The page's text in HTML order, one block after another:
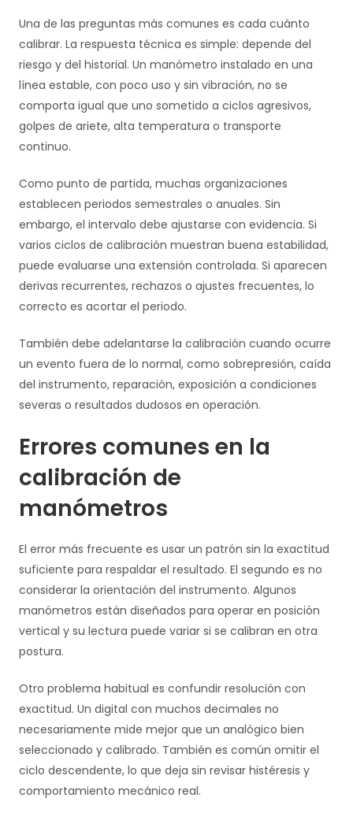
Una de las preguntas más comunes es cada cuánto
calibrar. La respuesta técnica es simple: depende del
riesgo y del historial. Un manómetro instalado en una
línea estable, con poco uso y sin vibración, no se
comporta igual que uno sometido a ciclos agresivos,
golpes de ariete, alta temperatura o transporte
continuo.
Como punto de partida, muchas organizaciones
establecen periodos semestrales o anuales. Sin
embargo, el intervalo debe ajustarse con evidencia. Si
varios ciclos de calibración muestran buena estabilidad,
puede evaluarse una extensión controlada. Si aparecen
derivas recurrentes, rechazos o ajustes frecuentes, lo
correcto es acortar el periodo.
También debe adelantarse la calibración cuando ocurre
un evento fuera de lo normal, como sobrepresión, caída
del instrumento, reparación, exposición a condiciones
severas o resultados dudosos en operación.
Errores comunes en la
calibración de
manómetros
El error más frecuente es usar un patrón sin la exactitud
suficiente para respaldar el resultado. El segundo es no
considerar la orientación del instrumento. Algunos
manómetros están diseñados para operar en posición
vertical y su lectura puede variar si se calibran en otra
postura.
Otro problema habitual es confundir resolución con
exactitud. Un digital con muchos decimales no
necesariamente mide mejor que un analógico bien
seleccionado y calibrado. También es común omitir el
ciclo descendente, lo que deja sin revisar histéresis y
comportamiento mecánico real.